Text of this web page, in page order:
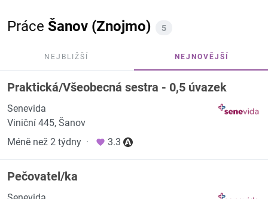
Práce Šanov (Znojmo) 5
NEJBLIŽŠÍ NEJNOVĚJŠÍ
Praktická/Všeobecná sestra - 0,5 úvazek
Senevida
Viniční 445, Šanov
Méně než 2 týdny · 3.3
Pečovatel/ka